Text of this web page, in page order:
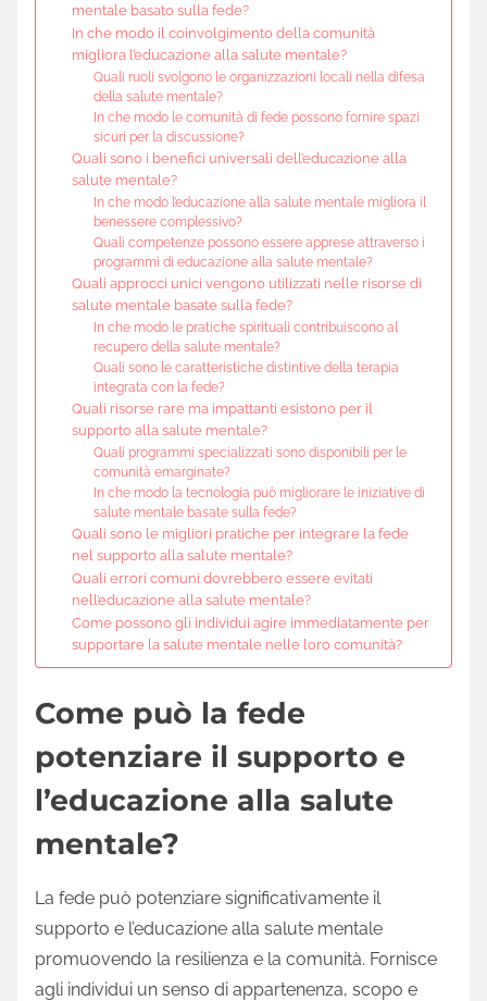
mentale basato sulla fede?
In che modo il coinvolgimento della comunità
migliora l’educazione alla salute mentale?
Quali ruoli svolgono le organizzazioni locali nella difesa
della salute mentale?
In che modo le comunità di fede possono fornire spazi
sicuri per la discussione?
Quali sono i benefici universali dell’educazione alla
salute mentale?
In che modo l’educazione alla salute mentale migliora il
benessere complessivo?
Quali competenze possono essere apprese attraverso i
programmi di educazione alla salute mentale?
Quali approcci unici vengono utilizzati nelle risorse di
salute mentale basate sulla fede?
In che modo le pratiche spirituali contribuiscono al
recupero della salute mentale?
Quali sono le caratteristiche distintive della terapia
integrata con la fede?
Quali risorse rare ma impattanti esistono per il
supporto alla salute mentale?
Quali programmi specializzati sono disponibili per le
comunità emarginate?
In che modo la tecnologia può migliorare le iniziative di
salute mentale basate sulla fede?
Quali sono le migliori pratiche per integrare la fede
nel supporto alla salute mentale?
Quali errori comuni dovrebbero essere evitati
nell’educazione alla salute mentale?
Come possono gli individui agire immediatamente per
supportare la salute mentale nelle loro comunità?
Come può la fede
potenziare il supporto e
l’educazione alla salute
mentale?
La fede può potenziare significativamente il
supporto e l’educazione alla salute mentale
promuovendo la resilienza e la comunità. Fornisce
agli individui un senso di appartenenza, scopo e